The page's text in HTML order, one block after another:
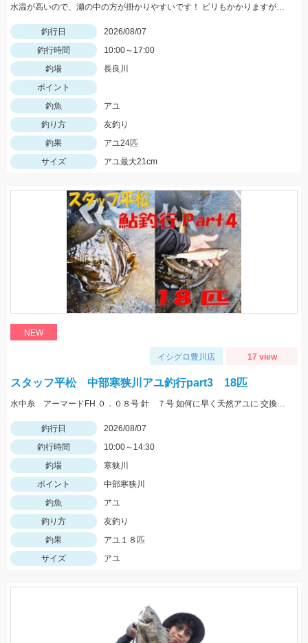
水温が高いので、瀬の中の方が掛かりやすいです！ ビリもかかりますが、オトリになるサイズが大半なので、オトリを循環して数を伸ばしましょう！
釣行日
2026/08/07
釣行時間
10:00～17:00
釣場
長良川
ポイント
釣魚
アユ
釣り方
友釣り
釣果
アユ24匹
サイズ
アユ最大21cm
NEW
イシグロ豊川店 17 view
スタッフ平松 中部寒狭川アユ釣行part3 18匹
水中糸 アーマードFH ０．０８号 針 ７号 如何に早く天然アユに 交換できるかが大事！
釣行日
2026/08/07
釣行時間
10:00～14:30
釣場
寒狭川
ポイント
中部寒狭川
釣魚
アユ
釣り方
友釣り
釣果
アユ１８匹
サイズ
アユ